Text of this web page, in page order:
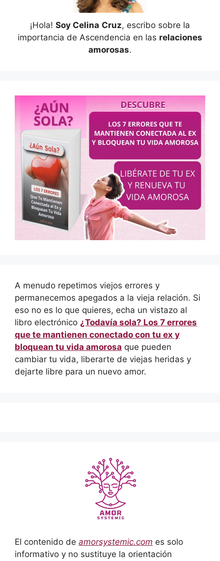
¡Hola! Soy Celina Cruz, escribo sobre la
importancia de Ascendencia en las relaciones
amorosas.
A menudo repetimos viejos errores y
permanecemos apegados a la vieja relación. Si
eso no es lo que quieres, echa un vistazo al
libro electrónico ¿Todavía sola? Los 7 errores
que te mantienen conectado con tu ex y
bloquean tu vida amorosa que pueden
cambiar tu vida, liberarte de viejas heridas y
dejarte libre para un nuevo amor.
El contenido de amorsystemic.com es solo
informativo y no sustituye la orientación